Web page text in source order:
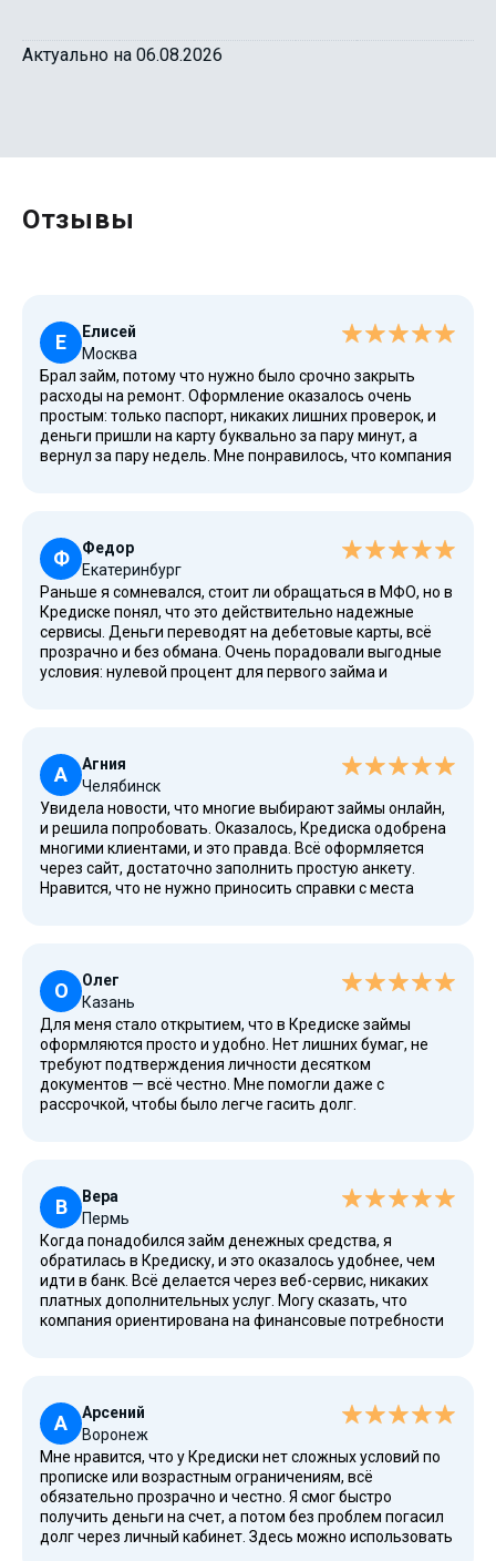
Актуально на 06.08.2026
Отзывы
Е
Елисей
Москва
Брал займ, потому что нужно было срочно закрыть
расходы на ремонт. Оформление оказалось очень
простым: только паспорт, никаких лишних проверок, и
деньги пришли на карту буквально за пару минут, а
вернул за пару недель. Мне понравилось, что компания
и даже онлайн-заявка в личном кабинете удобная. Для
меня это однозначно лучшие условия среди МФО — без
скрытых комиссий и с понятными указаниями по оплате.
Ф
Федор
Екатеринбург
Раньше я сомневался, стоит ли обращаться в МФО, но в
Кредиске понял, что это действительно надежные
сервисы. Деньги переводят на дебетовые карты, всё
прозрачно и без обмана. Очень порадовали выгодные
условия: нулевой процент для первого займа и
Для меня огромный плюс в том, что всё доступно
онлайн, а не нужно тратить время на визиты в офис.
А
Агния
Челябинск
Увидела новости, что многие выбирают займы онлайн,
и решила попробовать. Оказалось, Кредиска одобрена
многими клиентами, и это правда. Всё оформляется
через сайт, достаточно заполнить простую анкету.
Нравится, что не нужно приносить справки с места
быстрые ответы на обращения по телефону или через
почту.
О
Олег
Казань
Для меня стало открытием, что в Кредиске займы
оформляются просто и удобно. Нет лишних бумаг, не
требуют подтверждения личности десятком
документов — всё честно. Мне помогли даже с
рассрочкой, чтобы было легче гасить долг.
ему. А ещё здесь часто проходят акции, что приятно
для клиентов, которые берут займ повторно.
В
Вера
Пермь
Когда понадобился займ денежных средства, я
обратилась в Кредиску, и это оказалось удобнее, чем
идти в банк. Всё делается через веб-сервис, никаких
платных дополнительных услуг. Могу сказать, что
компания ориентирована на финансовые потребности
Кредиска является тем самым кредитором, который
понимает клиентов и предлагает самые понятные
условия.
А
Арсений
Воронеж
Мне нравится, что у Кредиски нет сложных условий по
прописке или возрастным ограничениям, всё
обязательно прозрачно и честно. Я смог быстро
получить деньги на счет, а потом без проблем погасил
долг через личный кабинет. Здесь можно использовать